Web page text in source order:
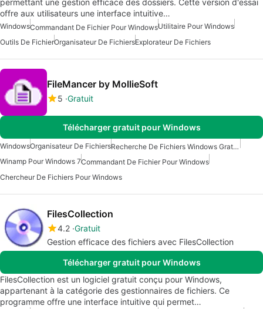
permettant une gestion efficace des dossiers. Cette version d'essai
offre aux utilisateurs une interface intuitive…
WindowsCommandant De Fichier Pour WindowsUtilitaire Pour Windows
Outils De FichierOrganisateur De FichiersExplorateur De Fichiers
FileMancer by MollieSoft
5 Gratuit
Télécharger gratuit pour Windows
WindowsOrganisateur De Fichiers
Recherche De Fichiers Windows Gratuite
Winamp Pour Windows 7Commandant De Fichier Pour Windows
Chercheur De Fichiers Pour Windows
FilesCollection
4.2 Gratuit
Gestion efficace des fichiers avec FilesCollection
Télécharger gratuit pour Windows
FilesCollection est un logiciel gratuit conçu pour Windows,
appartenant à la catégorie des gestionnaires de fichiers. Ce
programme offre une interface intuitive qui permet…